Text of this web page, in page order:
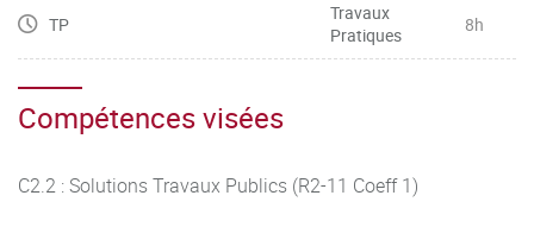
TP
Travaux
Pratiques
8h
Compétences visées
C2.2 : Solutions Travaux Publics (R2-11 Coeff 1)